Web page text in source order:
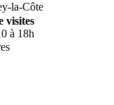
la-Côte
visites
à 18h